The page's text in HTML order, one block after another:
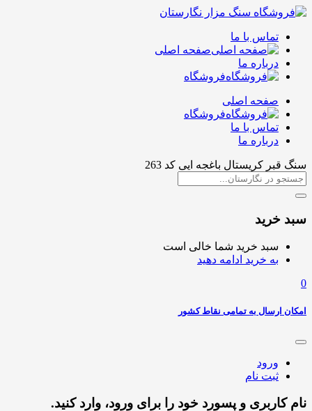
تماس با ما
صفحه اصلی
درباره ما
فروشگاه
صفحه اصلی
فروشگاه
تماس با ما
درباره ما
سنگ قبر کریستال باغجه ایی کد 263
سبد خرید
سبد خرید شما خالی است
به خرید ادامه دهید
0
امکان ارسال به تمامی نقاط کشور
ورود
ثبت نام
نام کاربری و پسورد خود را برای ورود، وارد کنید.